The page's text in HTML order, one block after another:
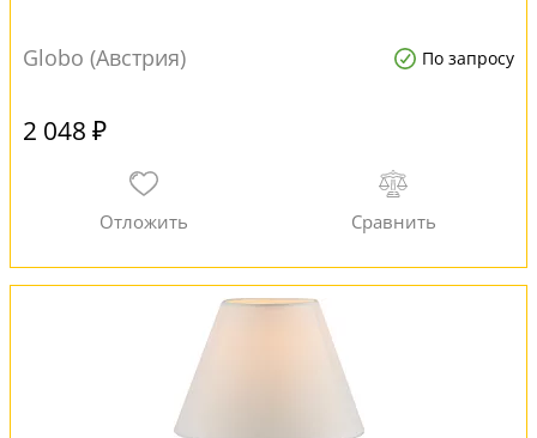
Globo (Австрия) По запросу
2 048 ₽